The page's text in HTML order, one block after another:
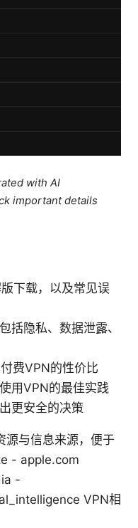
with AI
important details
下载，以及常见误
括隐私、数据泄露、
费VPN的性价比
用VPN的最佳实践
更安全的决策
源与信息来源，便于
- apple.com
-
VPN相